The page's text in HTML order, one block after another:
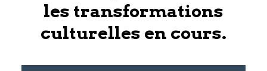
les transformations
culturelles en cours.